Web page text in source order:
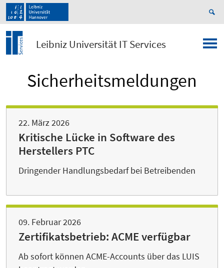
Leibniz Universität IT Services
Sicherheitsmeldungen
22. März 2026
Kritische Lücke in Software des
Herstellers PTC
Dringender Handlungsbedarf bei Betreibenden
09. Februar 2026
Zertifikatsbetrieb: ACME verfügbar
Ab sofort können ACME-Accounts über das LUIS